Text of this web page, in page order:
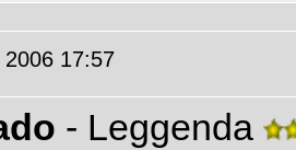
17:57
- Leggenda